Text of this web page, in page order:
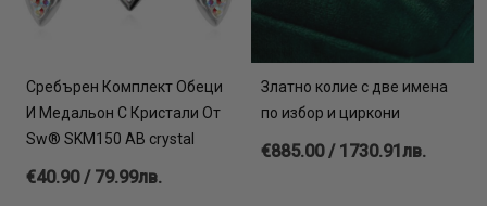
Сребърен Комплект Обеци
И Медальон С Кристали От
Sw® SKM150 AB crystal
€40.90 / 79.99лв.
Златно колие с две имена
по избор и циркони
€885.00 / 1730.91лв.